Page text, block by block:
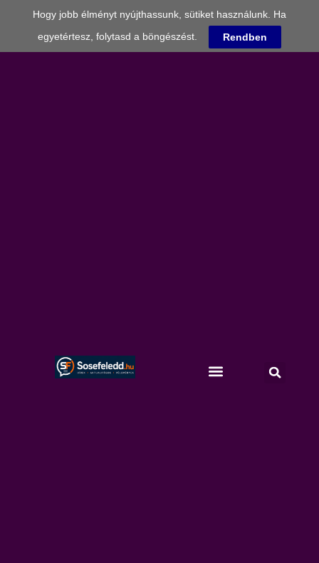
Hogy jobb élményt nyújthassunk, sütiket használunk. Ha
egyetértesz, folytasd a böngészést.
Rendben